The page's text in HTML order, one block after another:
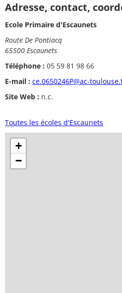
Adresse, contact,
Ecole Primaire d'Escaunets
Route De Pontiacq
65500 Escaunets
Téléphone : 05 59 81 98 66
E-mail : ce.0650246P@ac-
Site Web : n.c.
Toutes les écoles d'Escaunets
+
−